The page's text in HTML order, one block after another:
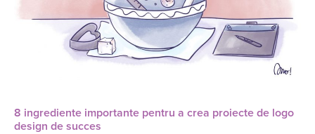
8 ingrediente importante pentru a crea proiecte de logo
design de succes